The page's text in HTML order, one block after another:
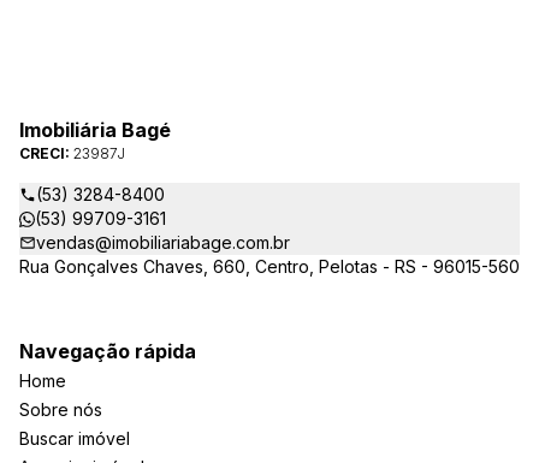
Imobiliária Bagé
CRECI: 23987J
(53) 3284-8400
(53) 99709-3161
vendas@imobiliariabage.com.br
Rua Gonçalves Chaves, 660, Centro, Pelotas - RS - 96015-560
Navegação rápida
Home
Sobre nós
Buscar imóvel